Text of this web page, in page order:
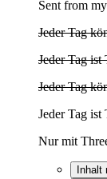
Sent from
Jeder Tag
Jeder Tag
Jeder Tag
Jeder Tag
Nur mit
Inhalt